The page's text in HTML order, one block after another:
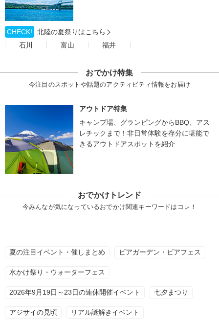
CHECK!
北陸の夏祭りはこちら
石川
富山 福井
おでかけ特集
今注目のスポットや話題のアクティビティ情報をお届け
アウトドア特集
キャンプ場、グランピングからBBQ、アス
レチックまで！非日常体験を存分に堪能で
きるアウトドアスポットを紹介
おでかけトレンド
今みんなが気になっているおでかけ関連キーワードはコレ！
夏の注目イベント・催しまとめ ビアガーデン・ビアフェス
水かけ祭り・ウォーターフェス
2026年9月19日～23日の連休開催イベント 七夕まつり
アジサイの見頃 リアル謎解きイベント